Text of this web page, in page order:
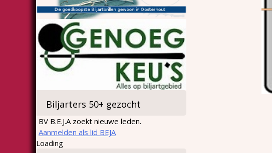
Biljarters 50+ gezocht
BV B.E.J.A zoekt nieuwe leden.
Aanmelden als lid BEJA
Loading